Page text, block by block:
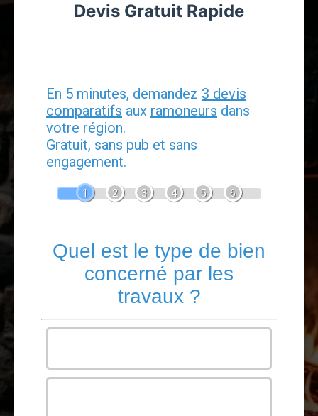
Devis Gratuit Rapide
En 5 minutes, demandez 3 devis
comparatifs aux ramoneurs dans
votre région.
Gratuit, sans pub et sans
engagement.
1 2 3 4 5 6
Quel est le type de bien
concerné par les
travaux ?